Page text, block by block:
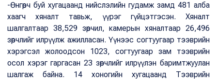
-Өнгөрч буй хугацаанд нийслэлийн гудамж замд 481 алба
хаагч хяналт тавьж, үүрэг гүйцэтгэсэн. Хяналт
шалгалтаар 38,529 зөрчил, камерын хяналтаар 26,496
зөрчлийг илрүүлж ажилласан. Үүнээс согтуугаар тээврийн
хэрэгсэл жолоодсон 1023, согтуугаар зам тээврийн
осол хэрэг гаргасан 23 зөрчлийг илрүүлэн баримтжуулан
шалгаж байна. 14 хоногийн хугацаанд Тээврийн